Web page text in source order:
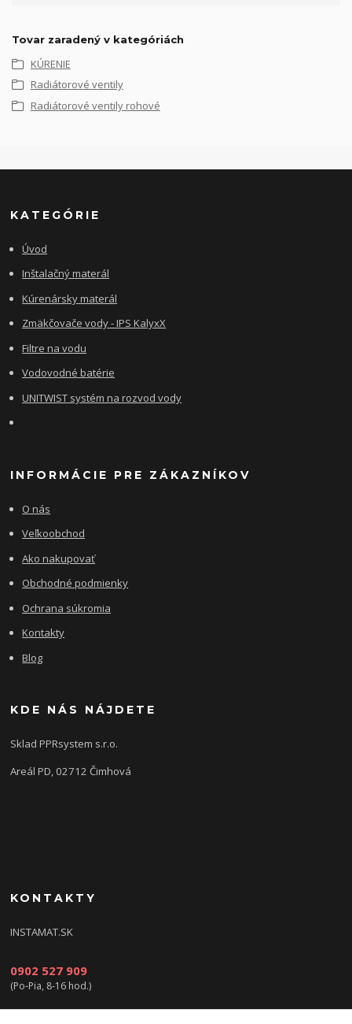
Tovar zaradený v kategóriách
KÚRENIE
Radiátorové ventily
Radiátorové ventily rohové
KATEGÓRIE
Úvod
Inštalačný materál
Kúrenársky materál
Zmäkčovače vody - IPS KalyxX
Filtre na vodu
Vodovodné batérie
UNITWIST systém na rozvod vody
INFORMÁCIE PRE ZÁKAZNÍKOV
O nás
Veľkoobchod
Ako nakupovať
Obchodné podmienky
Ochrana súkromia
Kontakty
Blog
KDE NÁS NÁJDETE
Sklad PPRsystem s.r.o.
Areál PD, 02712 Čimhová
KONTAKTY
INSTAMAT.SK
0902 527 909
(Po-Pia, 8-16 hod.)
info@instamat.sk